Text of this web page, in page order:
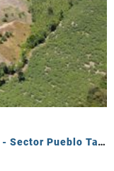
Se Venden Lotes en Conjunto Cerrado - Sector Pueblo Tapado